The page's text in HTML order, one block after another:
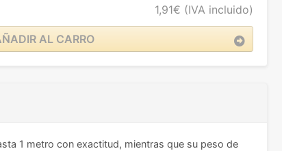
1,91€ (IVA incluido)
AL CARRO
1 metro con exactitud, mientras que su peso de